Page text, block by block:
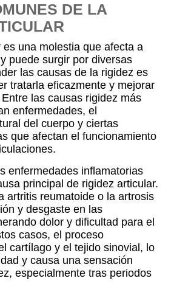
DE LA
una molestia que afecta a
puede surgir por diversas
las causas de la rigidez es
tratarla eficazmente y mejorar
las causas rigidez más
enfermedades, el
del cuerpo y ciertas
que afectan el funcionamiento
enfermedades inflamatorias
principal de rigidez articular.
artritis reumatoide o la artrosis
y desgaste en las
dolor y dificultad para el
casos, el proceso
cartílago y el tejido sinovial, lo
y causa una sensación
especialmente tras periodos